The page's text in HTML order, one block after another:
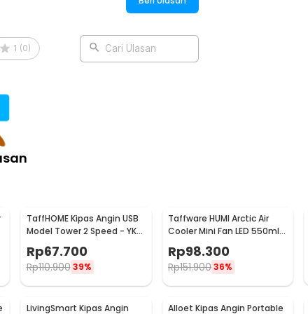
1 (0) Cari Ulasan
TaffHOME Kipas Angin USB
Model Tower 2 Speed - YK-
Rp67.700
Rp110.900 39%
Taffware HUMI Arctic Air
Cooler Mini Fan LED 550ml
8W 5V - AA-MC4
Rp98.300
Rp151.90036%
LivingSmart Kipas Angin
Alloet Kipas Angin Portable